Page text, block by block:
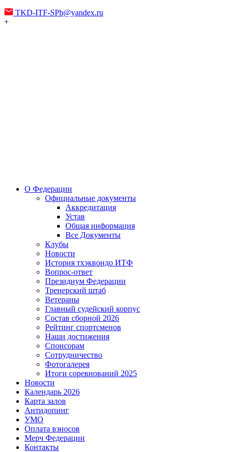
TKD-ITF-SPb@yandex.ru
+
О Федерации
Официальные документы
Аккредитация
Устав
Общая информация
Все Документы
Клубы
Новости
История тхэквондо ИТФ
Вопрос-ответ
Президиум Федерации
Тренерский штаб
Ветераны
Главный судейский корпус
Состав сборной 2026
Рейтинг спортсменов
Наши достижения
Спонсорам
Сотрудничество
Фотогалерея
Итоги соревнований 2025
Новости
Календарь 2026
Карта залов
Антидопинг
УМО
Оплата взносов
Мерч Федерации
Контакты